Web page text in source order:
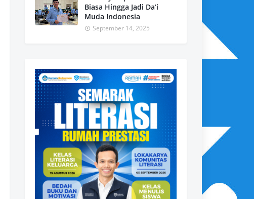
Biasa Hingga Jadi Da’i
Muda Indonesia
September 14, 2025